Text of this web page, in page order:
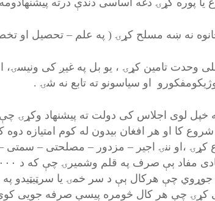
یا پوره کړۍ دغه اساسی دندې درته
ملی وحدت تامین کړۍ ، یو بل په غیږ کی
او سیاسونو ته تابع نه شۍ .
په خپل لوی اجلاس کی دولت ته پیشنهاد وکړۍ
کړۍ ،او ننۍ اجیر – مزدور – مصلحتی – سمتی
جوړوي چې هرکال ېې د سر خمۍ یا سرټیټیدو
کړۍ چې هر کال څومره پیسې صرفه جویی کوي او